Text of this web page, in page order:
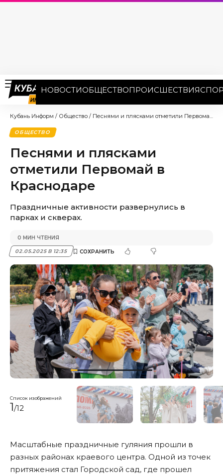
НОВОСТИОБЩЕСТВОПРОИСШЕСТВИЯ
Кубань Информ / Общество / Песнями и плясками отметили Первомай в Краснодаре
ОБЩЕСТВО
Песнями и плясками
отметили Первомай в
Краснодаре
Праздничные активности развернулись в
парках и скверах.
02.05.2025 В 12:35
0 МИН ЧТЕНИЯ
Список изображений
1/12
Масштабные праздничные гуляния прошли в
разных районах краевого центра. Одной из точек
притяжения стал Городской сад, где прошел